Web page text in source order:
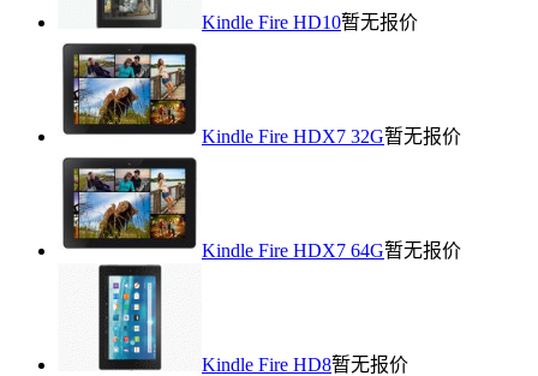
Kindle Fire HD10暂无报价
Kindle Fire HDX7 32G暂无报价
Kindle Fire HDX7 64G暂无报价
Kindle Fire HD8暂无报价